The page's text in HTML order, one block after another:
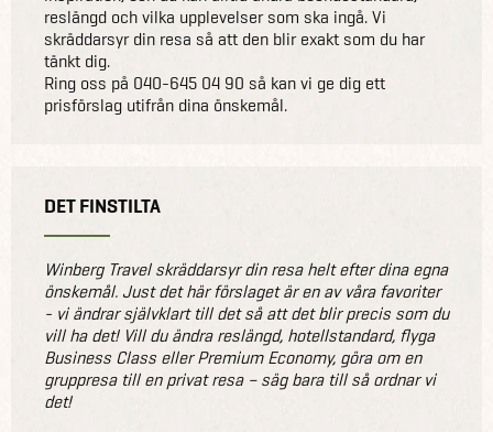
reslängd och vilka upplevelser som ska ingå. Vi
skräddarsyr din resa så att den blir exakt som du har
tänkt dig.
Ring oss på 040-645 04 90 så kan vi ge dig ett
prisförslag utifrån dina önskemål.
DET FINSTILTA
Winberg Travel skräddarsyr din resa helt efter dina egna
önskemål. Just det här förslaget är en av våra favoriter
- vi ändrar självklart till det så att det blir precis som du
vill ha det! Vill du ändra reslängd, hotellstandard, flyga
Business Class eller Premium Economy, göra om en
gruppresa till en privat resa – säg bara till så ordnar vi
det!